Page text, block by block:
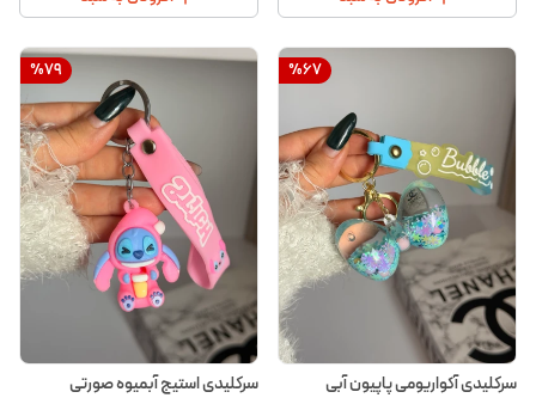
%67
سرکلیدی آکواریومی پاپیون آبی
%79
سرکلیدی استیج آبمیوه صورتی